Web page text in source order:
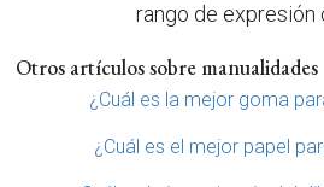
rango de
Otros artículos sobre manualidades
¿Cuál es la mejor goma
¿Cuál es el mejor papel